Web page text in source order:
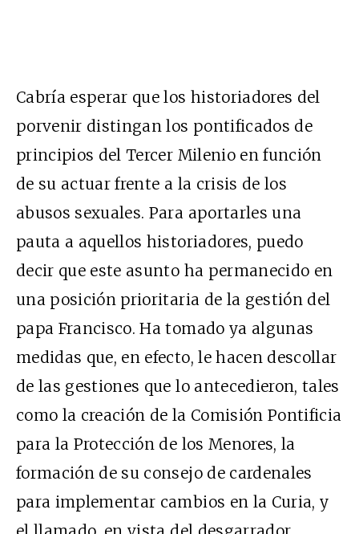
Cabría esperar que los historiadores del
porvenir distingan los pontificados de
principios del Tercer Milenio en función
de su actuar frente a la crisis de los
abusos sexuales. Para aportarles una
pauta a aquellos historiadores, puedo
decir que este asunto ha permanecido en
una posición prioritaria de la gestión del
papa Francisco. Ha tomado ya algunas
medidas que, en efecto, le hacen descollar
de las gestiones que lo antecedieron, tales
como la creación de la Comisión Pontificia
para la Protección de los Menores, la
formación de su consejo de cardenales
para implementar cambios en la Curia, y